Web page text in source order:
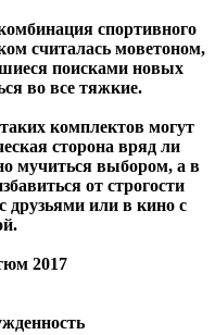
спортивного
считалась моветоном,
поисками новых
во все тяжкие.
комплектов могут
сторона вряд ли
мучиться выбором, а в
от строгости
друзьями или в кино с